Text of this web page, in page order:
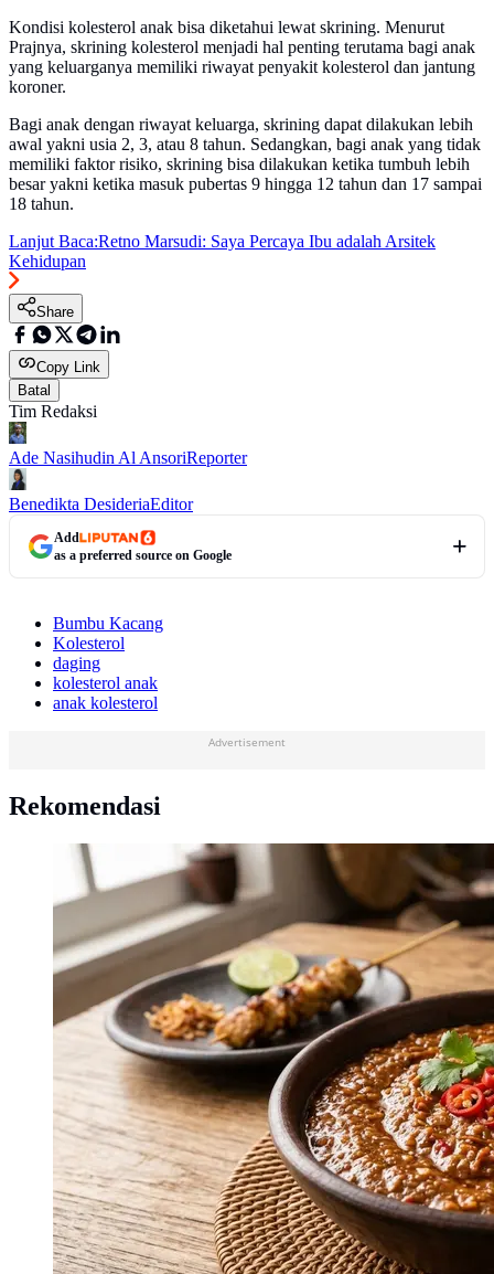
Kondisi kolesterol anak bisa diketahui lewat skrining. Menurut
Prajnya, skrining kolesterol menjadi hal penting terutama bagi anak
yang keluarganya memiliki riwayat penyakit kolesterol dan jantung
koroner.
Bagi anak dengan riwayat keluarga, skrining dapat dilakukan lebih
awal yakni usia 2, 3, atau 8 tahun. Sedangkan, bagi anak yang tidak
memiliki faktor risiko, skrining bisa dilakukan ketika tumbuh lebih
besar yakni ketika masuk pubertas 9 hingga 12 tahun dan 17 sampai
18 tahun.
Lanjut Baca:Retno Marsudi: Saya Percaya Ibu adalah Arsitek
Kehidupan
Share
Copy Link
Batal
Tim Redaksi
Ade Nasihudin Al AnsoriReporter
Benedikta DesideriaEditor
Add
as a preferred source on Google
Bumbu Kacang
Kolesterol
daging
kolesterol anak
anak kolesterol
Advertisement
Rekomendasi